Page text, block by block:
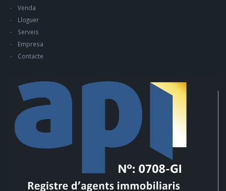
Venda
Lloguer
Serveis
Empresa
Contacte